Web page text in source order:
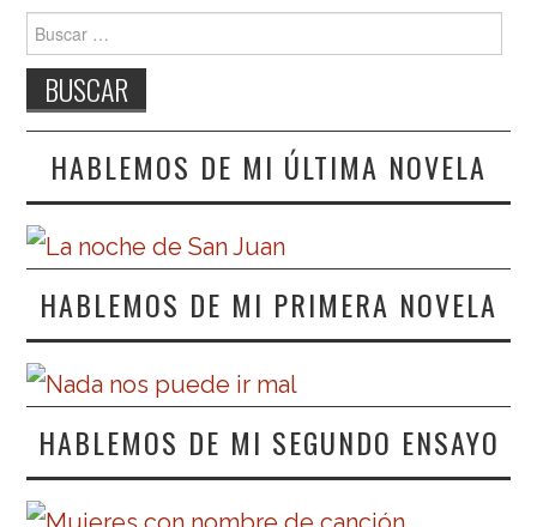
Buscar:
HABLEMOS DE MI ÚLTIMA NOVELA
HABLEMOS DE MI PRIMERA NOVELA
HABLEMOS DE MI SEGUNDO ENSAYO